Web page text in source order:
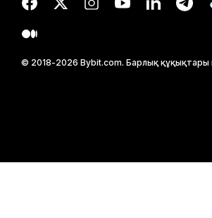
© 2018-2026 Bybit.com. Барлық құқықтары